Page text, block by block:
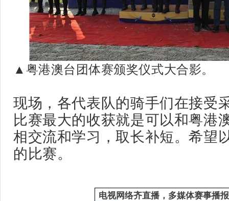
▲粤港澳台团体赛颁奖仪式大合影。
现场，各代表队的骑手们在接受
比赛最大的收获就是可以和粤港
相交流和学习，取长补短。希望
的比赛。
电视网络齐直播，多媒体赛事播